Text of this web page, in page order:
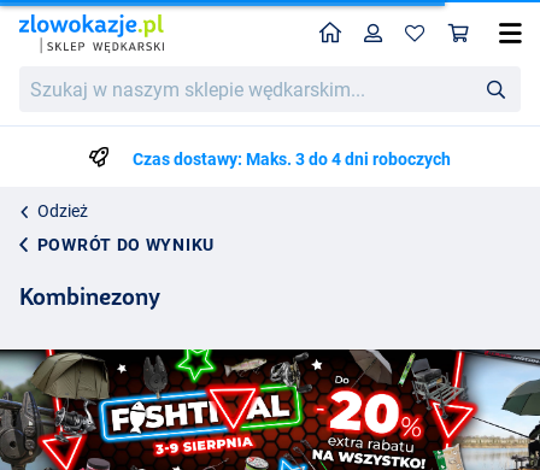
w
wędkarskim...
HomeProfil
Czas dostawy: Maks. 3 do 4 dni roboczych
Odzież
POWRÓT DO WYNIKU
Kombinezony